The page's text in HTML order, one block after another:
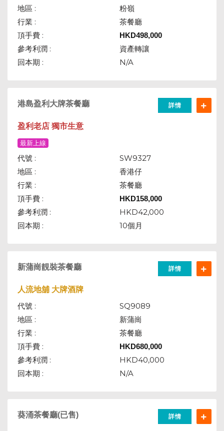
地區 :
粉嶺
行業 :
茶餐廳
頂手費 :
HKD498,000
參考利潤 :
資產轉讓
回本期 :
N/A
港島盈利大牌茶餐廳 詳情
盈利老店 獨市生意
最新上線
代號 :
SW9327
地區 :
香港仔
行業 :
茶餐廳
頂手費 :
HKD158,000
參考利潤 :
HKD42,000
回本期 :
10個月
新蒲崗靚裝茶餐廳 詳情
人流地舖 大牌酒牌
代號 :
SQ9089
地區 :
新蒲崗
行業 :
茶餐廳
頂手費 :
HKD680,000
參考利潤 :
HKD40,000
回本期 :
N/A
葵涌茶餐廳(已售) 詳情